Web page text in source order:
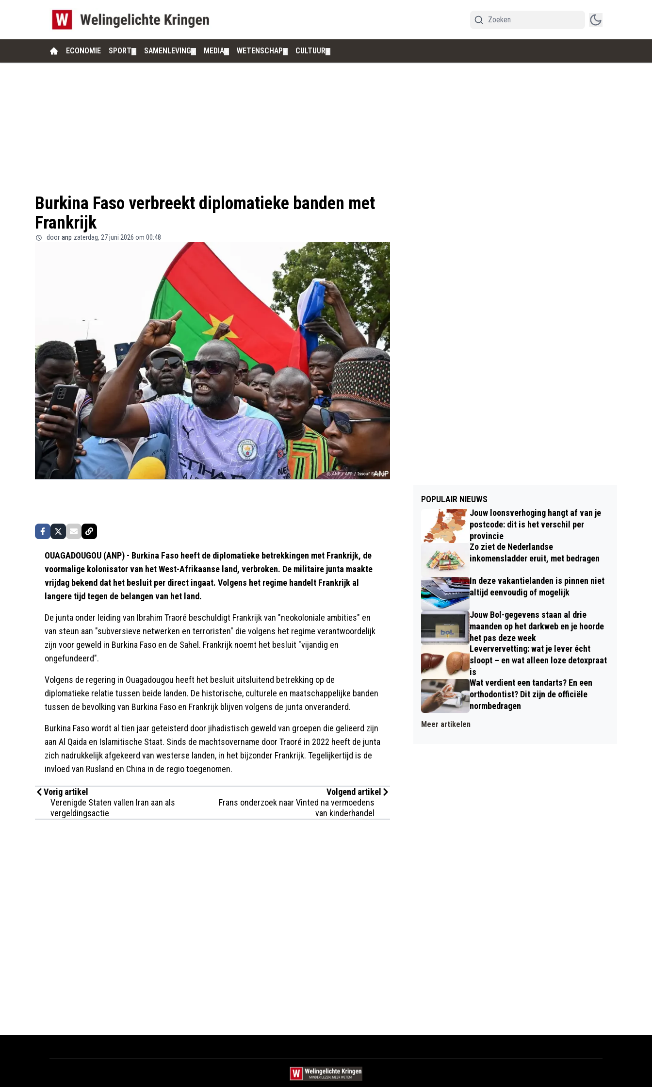
ECONOMIE SPORT SAMENLEVING MEDIA WETENSCHAP CULTUUR
Burkina Faso verbreekt diplomatieke banden met
Frankrijk
door anp zaterdag, 27 juni 2026 om 00:48
OUAGADOUGOU (ANP) - Burkina Faso heeft de diplomatieke betrekkingen met Frankrijk, de
voormalige kolonisator van het West-Afrikaanse land, verbroken. De militaire junta maakte
vrijdag bekend dat het besluit per direct ingaat. Volgens het regime handelt Frankrijk al
langere tijd tegen de belangen van het land.
De junta onder leiding van Ibrahim Traoré beschuldigt Frankrijk van "neokoloniale ambities" en
van steun aan "subversieve netwerken en terroristen" die volgens het regime verantwoordelijk
zijn voor geweld in Burkina Faso en de Sahel. Frankrijk noemt het besluit "vijandig en
ongefundeerd".
Volgens de regering in Ouagadougou heeft het besluit uitsluitend betrekking op de
diplomatieke relatie tussen beide landen. De historische, culturele en maatschappelijke banden
tussen de bevolking van Burkina Faso en Frankrijk blijven volgens de junta onveranderd.
Burkina Faso wordt al tien jaar geteisterd door jihadistisch geweld van groepen die gelieerd zijn
aan Al Qaida en Islamitische Staat. Sinds de machtsovername door Traoré in 2022 heeft de junta
zich nadrukkelijk afgekeerd van westerse landen, in het bijzonder Frankrijk. Tegelijkertijd is de
invloed van Rusland en China in de regio toegenomen.
Vorig artikel
Verenigde Staten vallen Iran aan als
vergeldingsactie
Volgend artikel
Frans onderzoek naar Vinted na vermoedens
van kinderhandel
POPULAIR NIEUWS
Jouw loonsverhoging hangt af van je
postcode: dit is het verschil per
provincie
Zo ziet de Nederlandse
inkomensladder eruit, met bedragen
In deze vakantielanden is pinnen niet
altijd eenvoudig of mogelijk
Jouw Bol-gegevens staan al drie
maanden op het darkweb en je hoorde
het pas deze week
Leververvetting: wat je lever écht
sloopt – en wat alleen loze detoxpraat
is
Wat verdient een tandarts? En een
orthodontist? Dit zijn de officiële
normbedragen
Meer artikelen